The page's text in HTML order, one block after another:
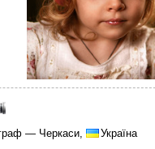
— Черкаси, Україна